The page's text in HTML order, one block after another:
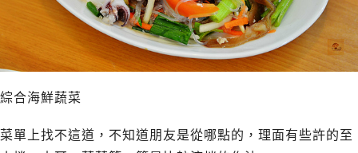
綜合海鮮蔬菜
菜單上找不這道，不知道朋友是從哪點的，理面有些許的至